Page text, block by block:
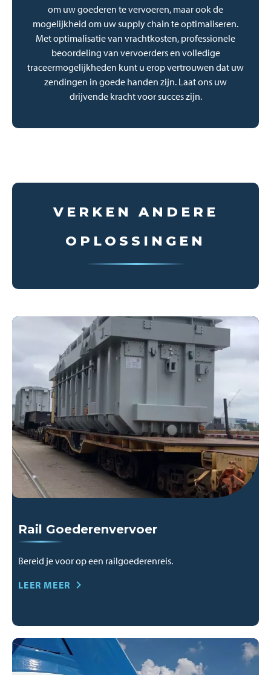
om uw goederen te vervoeren, maar ook de
mogelijkheid om uw supply chain te optimaliseren.
Met optimalisatie van vrachtkosten, professionele
beoordeling van vervoerders en volledige
traceermogelijkheden kunt u erop vertrouwen dat uw
zendingen in goede handen zijn. Laat ons uw
drijvende kracht voor succes zijn.
VERKEN ANDERE
OPLOSSINGEN
Rail Goederenvervoer
Bereid je voor op een railgoederenreis.
LEER MEER